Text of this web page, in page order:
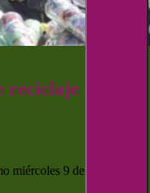
a los
miércoles 9 de Febrero a